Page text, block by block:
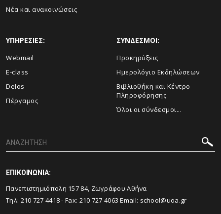
Νέα και ανακοινώσεις
ΥΠΗΡΕΣΙΕΣ:
Webmail
E-class
Delos
Πέργαμος
ΣΥΝΔΕΣΜΟΙ:
Προκηρύξεις
Ημερολόγιο Εκδηλώσεων
Βιβλιοθήκη και Κέντρο
Πληροφόρησης
Όλοι οι σύνδεσμοι...
ΕΠΙΚΟΙΝΩΝΙΑ:
Πανεπιστημιόπολη 157 84, Ζωγράφου Αθήνα
Τηλ: 210 727 4418- Fax: 210 727 4063 Email: school@uoa.gr